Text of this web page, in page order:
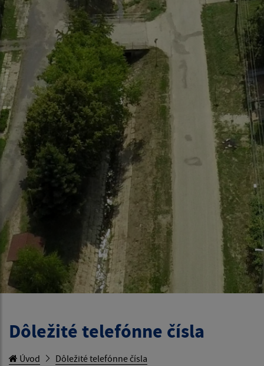
Dôležité telefónne čísla
Úvod Dôležité telefónne čísla